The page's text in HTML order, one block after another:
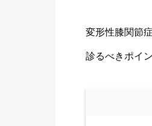
変形性膝関節
診るべきポイ